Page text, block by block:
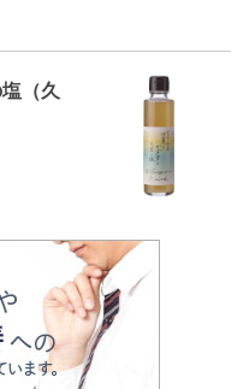
（久